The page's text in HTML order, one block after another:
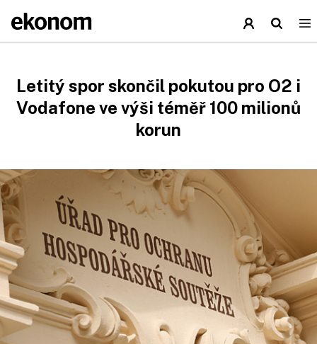
Letitý spor skončil pokutou pro O2 i
Vodafone ve výši téměř 100 milionů
korun